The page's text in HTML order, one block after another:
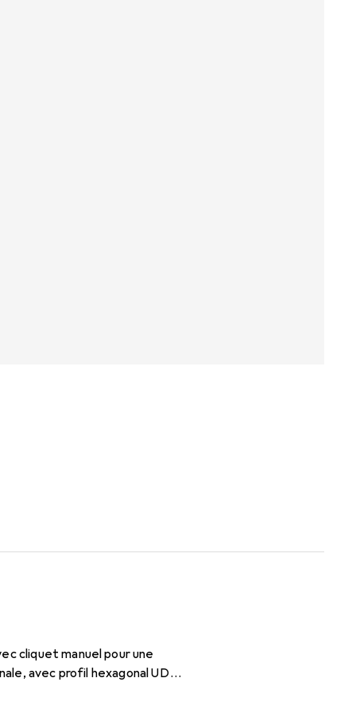
cliquet manuel pour une
avec profil hexagonal UD